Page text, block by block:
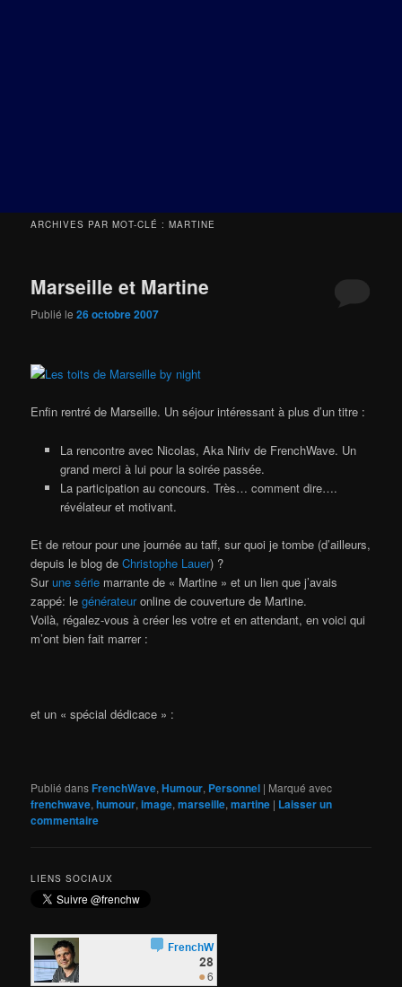
ARCHIVES PAR MOT-CLÉ :MARTINE
Marseille et Martine
Publié le26 octobre 2007
Enfin rentré de Marseille. Un séjour intéressant à plus d’un titre :
La rencontre avec Nicolas, Aka Niriv de FrenchWave. Un
grand merci à lui pour la soirée passée.
La participation au concours. Très… comment dire….
révélateur et motivant.
Et de retour pour une journée au taff, sur quoi je tombe (d’ailleurs,
depuis le blog deChristophe Lauer) ?
Surune série marrante de « Martine » et un lien que j’avais
zappé: legénérateuronline de couverture de Martine.
Voilà, régalez-vous à créer les votre et en attendant, en voici qui
m’ont bien fait marrer :
et un « spécial dédicace » :
Publié dansFrenchWave,Humour, Personnel | Marqué avec
frenchwave,humour,image,marseille,martine | Laisser un
commentaire
LIENS SOCIAUX